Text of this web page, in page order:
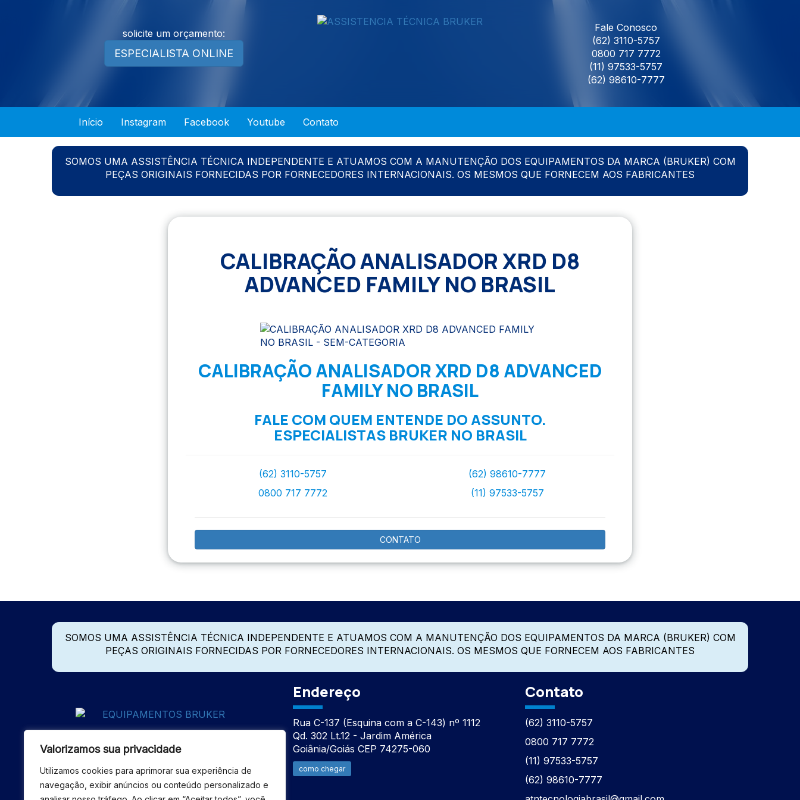
Valorizamos sua privacidade
Utilizamos cookies para aprimorar sua experiência de
navegação, exibir anúncios ou conteúdo personalizado e
solicite um orçamento:
ESPECIALISTA ONLINE
Fale Conosco
(62) 3110-5757
0800 717 7772
(11) 97533-5757
(62) 98610-7777
Início Instagram Facebook Youtube Contato
SOMOS UMA ASSISTÊNCIA TÉCNICA INDEPENDENTE E ATUAMOS COM A MANUTENÇÃO DOS EQUIPAMENTOS DA MARCA (BRUKER) COM
PEÇAS ORIGINAIS FORNECIDAS POR FORNECEDORES INTERNACIONAIS. OS MESMOS QUE FORNECEM AOS FABRICANTES
CALIBRAÇÃO ANALISADOR XRD D8
ADVANCED FAMILY NO BRASIL
CALIBRAÇÃO ANALISADOR XRD D8 ADVANCED
FAMILY NO BRASIL
FALE COM QUEM ENTENDE DO ASSUNTO.
ESPECIALISTAS BRUKER NO BRASIL
(62) 3110-5757
0800 717 7772
(62) 98610-7777
(11) 97533-5757
CONTATO
SOMOS UMA ASSISTÊNCIA TÉCNICA INDEPENDENTE E ATUAMOS COM A MANUTENÇÃO DOS EQUIPAMENTOS DA MARCA (BRUKER) COM
PEÇAS ORIGINAIS FORNECIDAS POR FORNECEDORES INTERNACIONAIS. OS MESMOS QUE FORNECEM AOS FABRICANTES
Endereço
Rua C-137 (Esquina com a C-143) nº 1112
Qd. 302 Lt.12 - Jardim América
Goiânia/Goiás CEP 74275-060
como chegar
Contato
(62) 3110-5757
0800 717 7772
(11) 97533-5757
(62) 98610-7777